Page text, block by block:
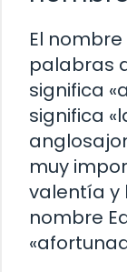
El
palabras
significa
significa
muy
valentía y
nombre